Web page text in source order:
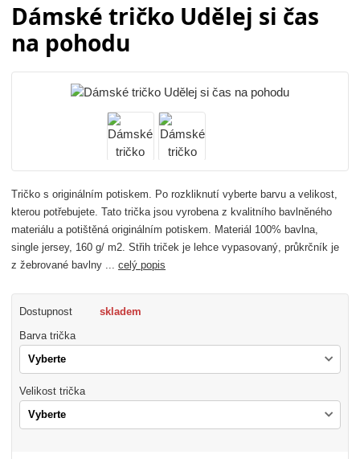
Dámské tričko Udělej si čas
na pohodu
Tričko s originálním potiskem. Po rozkliknutí vyberte barvu a velikost,
kterou potřebujete. Tato trička jsou vyrobena z kvalitního bavlněného
materiálu a potištěná originálním potiskem. Materiál 100% bavlna,
single jersey, 160 g/ m2. Střih triček je lehce vypasovaný, průkrčník je
z žebrované bavlny ...celý popis
Dostupnost skladem
Barva trička
Velikost trička